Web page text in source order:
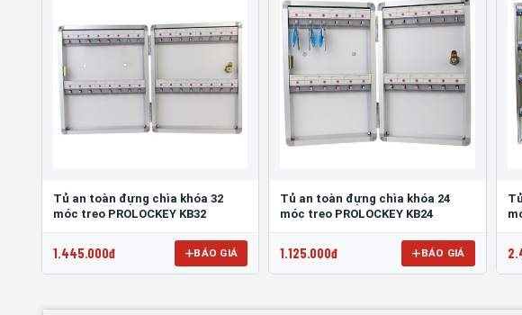
Tủ an toàn đựng chìa khóa 32
móc treo PROLOCKEY KB32
1.445.000đ BÁO GIÁ
Tủ an toàn đựng chìa khóa 24
móc treo PROLOCKEY KB24
1.125.000đ BÁO GIÁ